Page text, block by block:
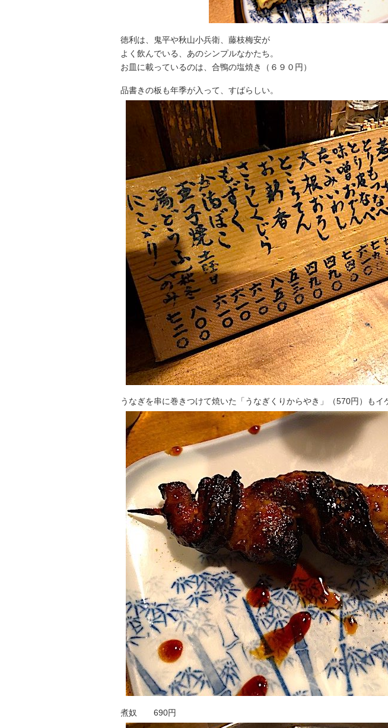
徳利は、鬼平や秋山小兵衛、藤枝梅安が
よく飲んでいる、あのシンプルなかたち。
お皿に載っているのは、合鴨の塩焼き（６９０円）
品書きの板も年季が入って、すばらしい。
うなぎを串に巻きつけて焼いた「うなぎくりからやき」（570円）もイ
煮奴 690円